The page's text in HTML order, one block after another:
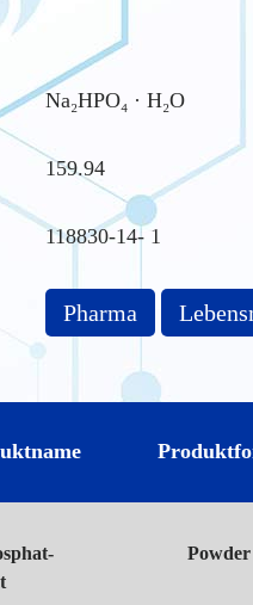
Na₂HPO₄ · H₂O
159.94
118830-14- 1
Pharma
Powder